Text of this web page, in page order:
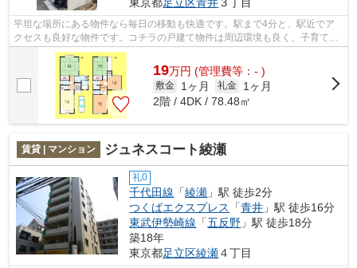
東京都足立区青井３丁目
平坦な場所にある物件なら毎日の移動も快適です。駅まで4分と、駅近でア
クセスも良好な物件です。コチラの戸建て物件は周辺環境も良く、子育てに
もうってつけです。菱和開発で一戸建て...
19万円 (管理費等：- )
敷金 1ヶ月 礼金
1ヶ月
2階 / 4DK / 78.48㎡
賃貸 | マンション ジュネスコート綾瀬
礼0
千代田線 「綾瀬 」駅 徒歩2分
つくばエクスプレス
「青井 」駅 徒歩16分
東武伊勢崎線 「五反野 」駅 徒歩18分
築18年
東京都足立区綾瀬４丁目